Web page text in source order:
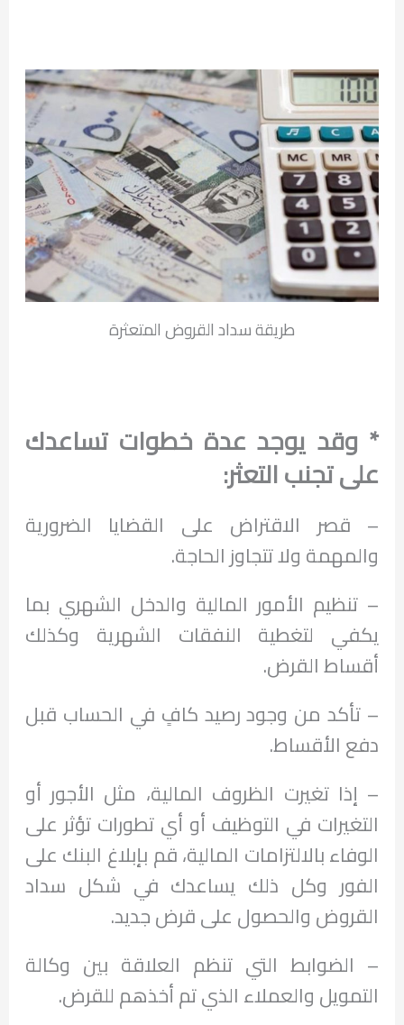
طريقة سداد القروض المتعثرة
* وقد يوجد عدة خطوات تساعدك
على تجنب التعثر:
– قصر الاقتراض على القضايا الضرورية
والمهمة ولا تتجاوز الحاجة.
– تنظيم الأمور المالية والدخل الشهري بما
يكفي لتغطية النفقات الشهرية وكذلك
أقساط القرض.
– تأكد من وجود رصيد كافٍ في الحساب قبل
دفع الأقساط.
– إذا تغيرت الظروف المالية، مثل الأجور أو
التغيرات في التوظيف أو أي تطورات تؤثر على
الوفاء بالالتزامات المالية، قم بإبلاغ البنك على
الفور وكل ذلك يساعدك في شكل سداد
القروض والحصول على قرض جديد.
– الضوابط التي تنظم العلاقة بين وكالة
التمويل والعملاء الذي تم أخذهم للقرض.